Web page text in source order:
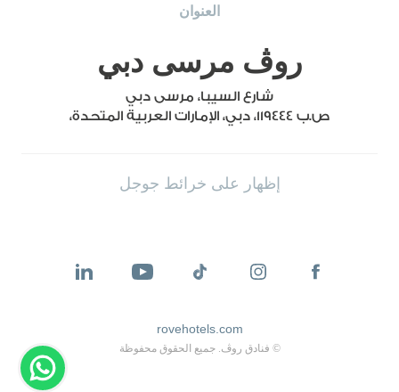
العنوان
روڤ مرسى دبي
شارع السيبا، مرسى دبي
ص.ب 119444، دبي، الإمارات العربية المتحدة،
إظهار على خرائط جوجل
rovehotels.com
© فنادق روڤ. جميع الحقوق محفوظة